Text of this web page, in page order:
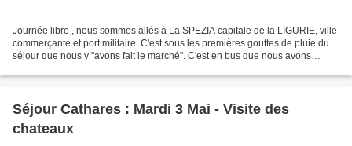
Journée libre , nous sommes allés à La SPEZIA capitale de la LIGURIE, ville
commerçante et port militaire. C'est sous les premières gouttes de pluie du
séjour que nous y "avons fait le marché". C'est en bus que nous avons
Séjour Cathares : Mardi 3 Mai - Visite des
chateaux